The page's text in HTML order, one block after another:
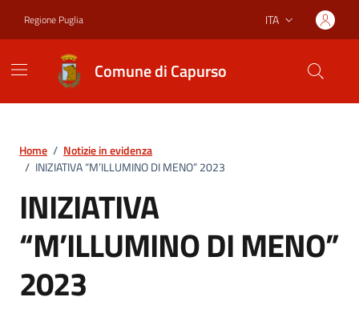
Regione Puglia Lingua attiva:
ITA
Comune di Capurso
Home / Notizie in evidenza
/ INIZIATIVA “M’ILLUMINO DI MENO” 2023
INIZIATIVA
“M’ILLUMINO DI MENO”
2023